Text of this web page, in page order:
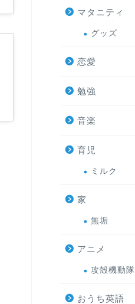
マタニティ
グッズ
恋愛
勉強
音楽
育児
ミルク
家
無垢
アニメ
攻殻機動隊
おうち英語